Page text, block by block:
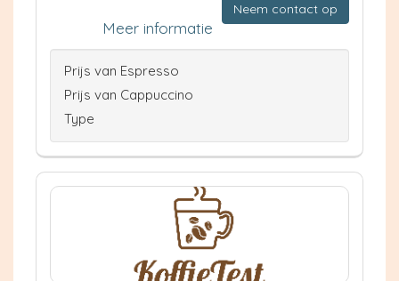
Neem contact op
Meer informatie
Prijs van Espresso
Prijs van Cappuccino
Type